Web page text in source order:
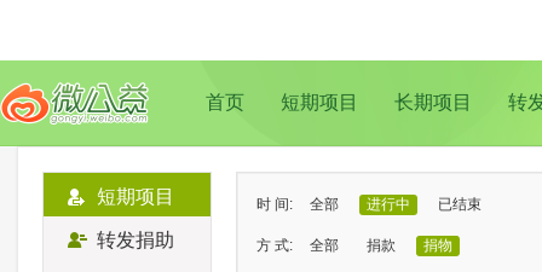
首页 短期项目 长期项目 转
短期项目
转发捐助
时 间: 全部 进行中 已结束
方 式: 全部 捐款 捐物